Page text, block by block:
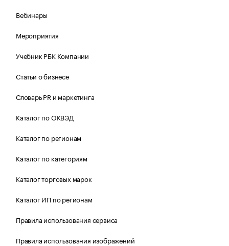
Вебинары
Мероприятия
Учебник РБК Компании
Статьи о бизнесе
Словарь PR и маркетинга
Каталог по ОКВЭД
Каталог по регионам
Каталог по категориям
Каталог торговых марок
Каталог ИП по регионам
Правила использования сервиса
Правила использования изображений